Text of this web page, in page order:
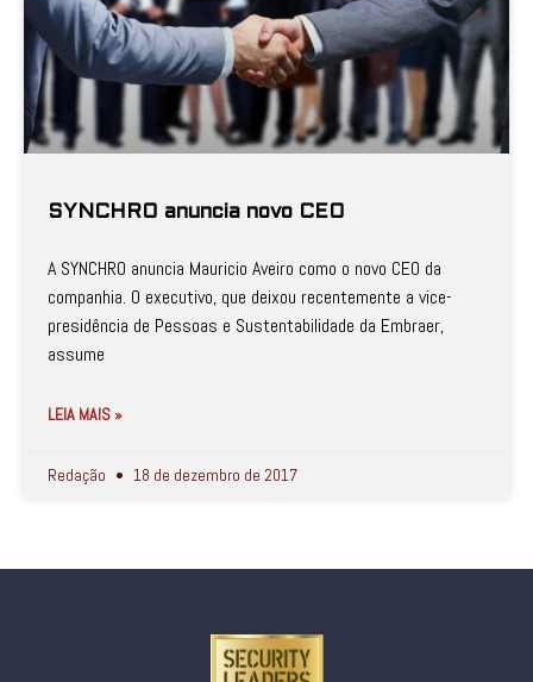
SYNCHRO anuncia novo CEO
A SYNCHRO anuncia Mauricio Aveiro como o novo CEO da
companhia. O executivo, que deixou recentemente a vice-
presidência de Pessoas e Sustentabilidade da Embraer,
assume
LEIA MAIS »
Redação 18 de dezembro de 2017